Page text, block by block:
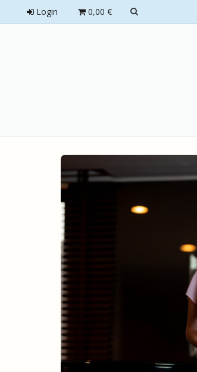
Login 0,00 €